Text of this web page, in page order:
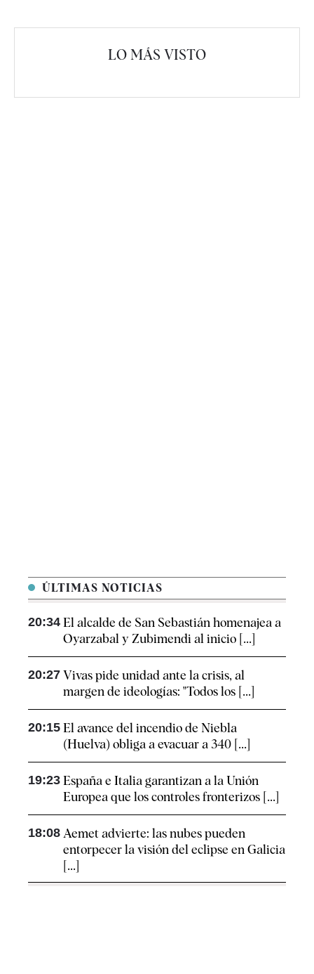
LO MÁS VISTO
ÚLTIMAS NOTICIAS
20:34 El alcalde de San Sebastián homenajea a
Oyarzabal y Zubimendi al inicio [...]
20:27 Vivas pide unidad ante la crisis, al
margen de ideologías: "Todos los [...]
20:15 El avance del incendio de Niebla
(Huelva) obliga a evacuar a 340 [...]
19:23 España e Italia garantizan a la Unión
Europea que los controles fronterizos [...]
18:08 Aemet advierte: las nubes pueden
entorpecer la visión del eclipse en Galicia
[...]